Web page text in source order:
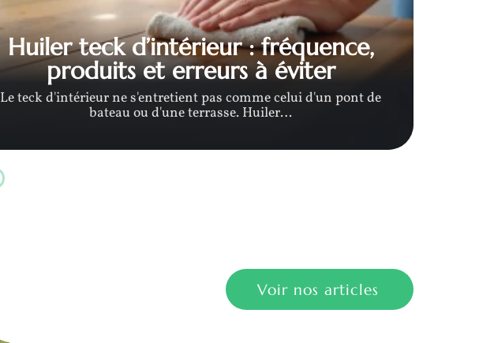
Huiler teck d’intérieur : fréquence,
produits et erreurs à éviter
Le teck d'intérieur ne s'entretient pas comme celui d'un pont de
bateau ou d'une terrasse. Huiler…
Voir nos articles